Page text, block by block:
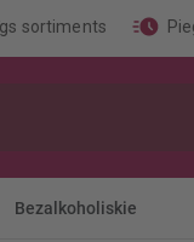
sortiments
Bezalkoholiskie